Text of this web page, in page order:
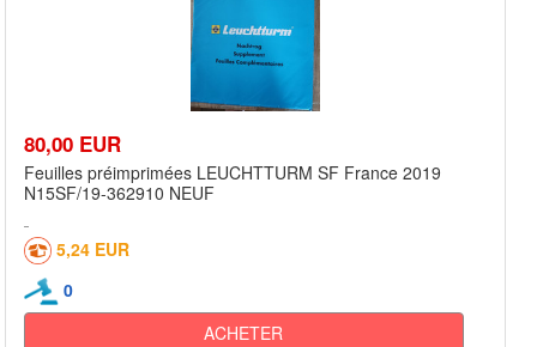
80,00 EUR
Feuilles préimprimées LEUCHTTURM SF France 2019
N15SF/19-362910 NEUF
5,24 EUR
0
ACHETER